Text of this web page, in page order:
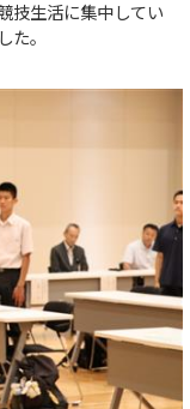
技生活に集中してい
た。